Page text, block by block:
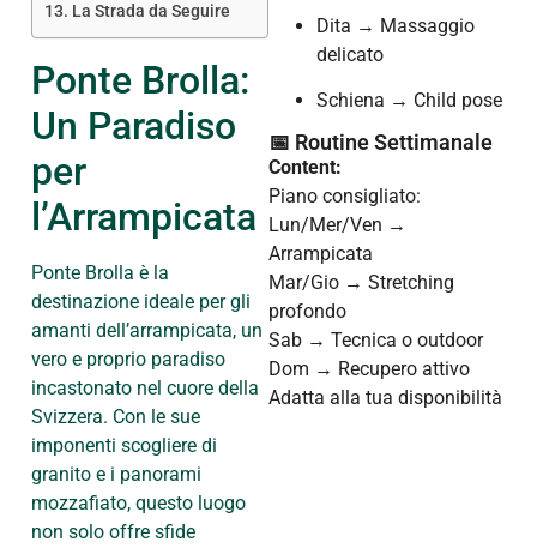
La Strada da Seguire
Ponte Brolla:
Un Paradiso
per
l’Arrampicata
Ponte Brolla è la
destinazione ideale per gli
amanti dell’arrampicata, un
vero e proprio paradiso
incastonato nel cuore della
Svizzera. Con le sue
imponenti scogliere di
granito e i panorami
mozzafiato, questo luogo
non solo offre sfide
Dita → Massaggio
delicato
Schiena → Child pose
📅 Routine Settimanale
Content:
Piano consigliato:
Lun/Mer/Ven →
Arrampicata
Mar/Gio → Stretching
profondo
Sab → Tecnica o outdoor
Dom → Recupero attivo
Adatta alla tua disponibilità